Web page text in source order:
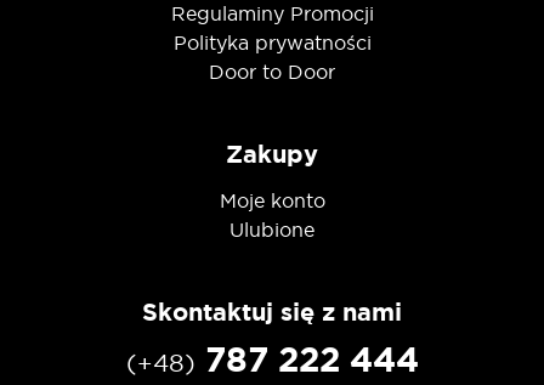
Regulaminy Promocji
Polityka prywatności
Door to Door
Zakupy
Moje konto
Ulubione
Skontaktuj się z nami
(+48) 787 222 444